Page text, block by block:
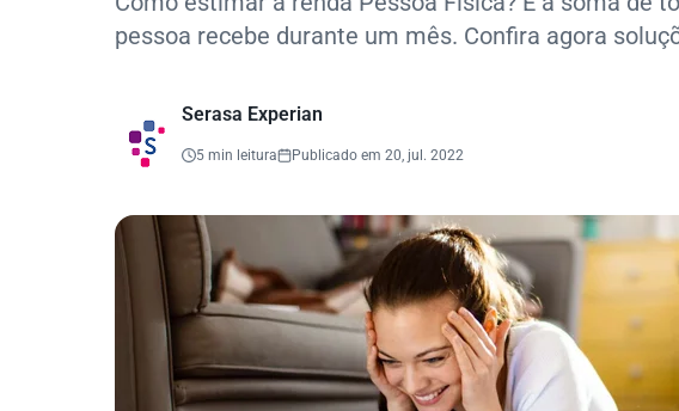
pessoa recebe durante um mês. Confira agora
Serasa Experian
5 min leitura Publicado em 20, jul. 2022